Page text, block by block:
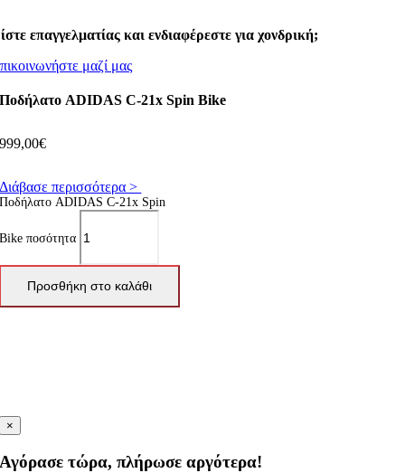
επαγγελματίας και ενδιαφέρεστε για χονδρική;
μαζί μας
Ποδήλατο ADIDAS C‑21x Spin Bike
999,00€
Διάβασε περισσότερα >
Ποδήλατο ADIDAS C‑21x Spin
Bike ποσότητα
Προσθήκη στο καλάθι
×
Αγόρασε τώρα, πλήρωσε αργότερα!